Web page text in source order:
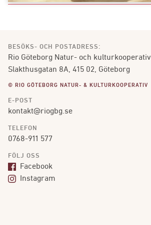
BESÖKS- OCH POSTADRESS:
Rio Göteborg Natur- och kulturkooperativ
Slakthusgatan 8A, 415 02, Göteborg
© RIO GÖTEBORG NATUR- & KULTURKOOPERATIV
E-POST
kontakt@riogbg.se
TELEFON
0768-911 577
FÖLJ OSS
Facebook
Instagram